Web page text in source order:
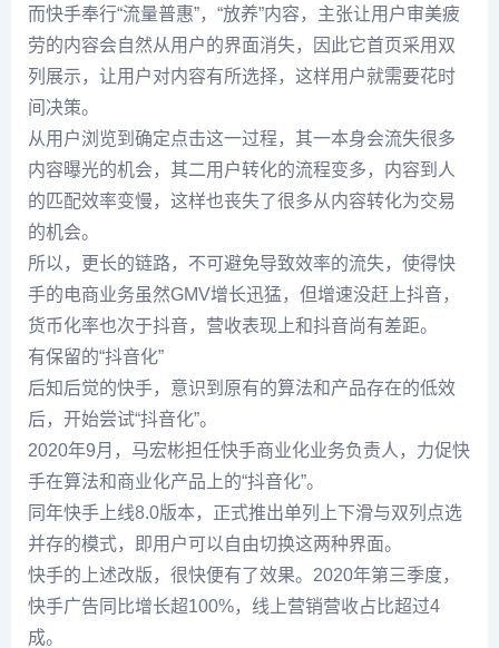
而快手奉行“流量普惠”，“放养”内容，主张让用户审美疲
劳的内容会自然从用户的界面消失，因此它首页采用双
列展示，让用户对内容有所选择，这样用户就需要花时
间决策。
从用户浏览到确定点击这一过程，其一本身会流失很多
内容曝光的机会，其二用户转化的流程变多，内容到人
的匹配效率变慢，这样也丧失了很多从内容转化为交易
的机会。
所以，更长的链路，不可避免导致效率的流失，使得快
手的电商业务虽然GMV增长迅猛，但增速没赶上抖音，
货币化率也次于抖音，营收表现上和抖音尚有差距。
有保留的“抖音化”
后知后觉的快手，意识到原有的算法和产品存在的低效
后，开始尝试“抖音化”。
2020年9月，马宏彬担任快手商业化业务负责人，力促快
手在算法和商业化产品上的“抖音化”。
同年快手上线8.0版本，正式推出单列上下滑与双列点选
并存的模式，即用户可以自由切换这两种界面。
快手的上述改版，很快便有了效果。2020年第三季度，
快手广告同比增长超100%，线上营销营收占比超过4
成。